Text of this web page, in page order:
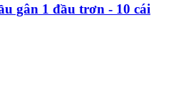
gân 1 đầu trơn - 10 cái